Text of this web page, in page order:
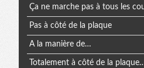
Ça ne marche pas à tous les
Pas à côté de la plaque
A la manière de…
Totalement à côté de la